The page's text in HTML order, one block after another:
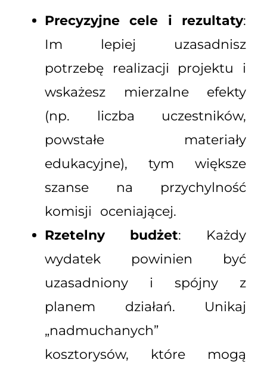
Precyzyjne cele i rezultaty:
Im lepiej uzasadnisz
potrzebę realizacji projektu i
wskażesz mierzalne efekty
(np. liczba uczestników,
powstałe materiały
edukacyjne), tym większe
szanse na przychylność
komisji oceniającej.
Rzetelny budżet: Każdy
wydatek powinien być
uzasadniony i spójny z
planem działań. Unikaj
„nadmuchanych”
kosztorysów, które mogą